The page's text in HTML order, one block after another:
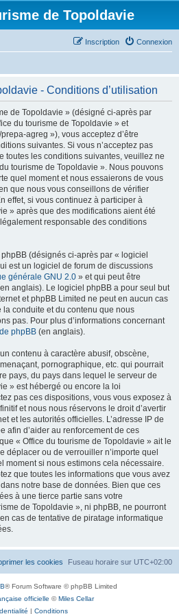
de Topoldavie
Connexion
Inscription
- Conditions d’utilisation
de Topoldavie » (désigné ci-après par
du tourisme de Topoldavie » et
agreg »), vous acceptez d’être
suivantes. Si vous n’acceptez pas
toutes les conditions suivantes, veuillez ne
tourisme de Topoldavie ». Nous pouvons
quel moment et nous essaierons de vous
que nous vous conseillons de vérifier
effet, si vous continuez à participer à
» après que des modifications aient été
responsable des conditions
(désignés ci-après par « logiciel
est un logiciel de forum de discussions
générale GNU 2.0 » et qui peut être
anglais). Le logiciel phpBB a pour seul but
et phpBB Limited ne peut en aucun cas
conduite et du contenu que nous
pas. Pour plus d’informations concernant
phpBB (en anglais).
contenu à caractère abusif, obscène,
pornographique, etc. qui pourrait
pays, du pays dans lequel le serveur de
» est hébergé ou encore la loi
pas ces dispositions, vous vous exposez à
et nous nous réservons le droit d’avertir
et les autorités officielles. L’adresse IP de
afin d’aider au renforcement de ces
« Office du tourisme de Topoldavie » ait le
déplacer ou de verrouiller n’importe quel
moment si nous estimons cela nécessaire.
que toutes les informations que vous avez
notre base de données. Bien que ces
à une tierce partie sans votre
de Topoldavie », ni phpBB, ne pourront
cas de tentative de piratage informatique
Fuseau horaire sur UTC+02:00
les cookies
® Forum Software © phpBB Limited
officielle ©Miles Cellar
| Conditions